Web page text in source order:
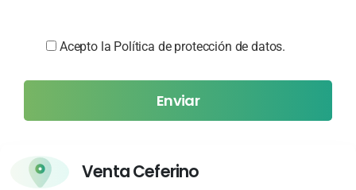
Acepto la Política de protección de datos.
Venta Ceferino